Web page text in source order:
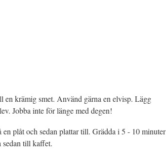
en krämig smet. Använd gärna en elvisp. Lägg
Jobba inte för länge med degen!
plåt och sedan plattar till. Grädda i 5 - 10 minuter
sedan till kaffet.